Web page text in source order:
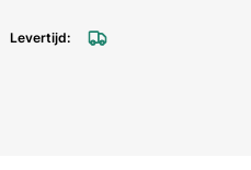
2 1/2" x100mm